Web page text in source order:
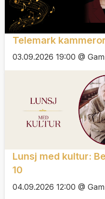
Telemark
03.09.2026 19:00 @
Lunsj med kultur:
10
04.09.2026 12:00 @